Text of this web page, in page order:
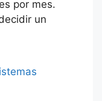
m
por mes.
un